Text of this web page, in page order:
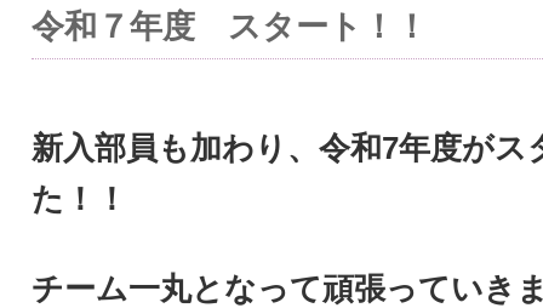
令和７年度 スタート！！
新入部員も加わり、令和7年度がス
た！！
チーム一丸となって頑張っていき